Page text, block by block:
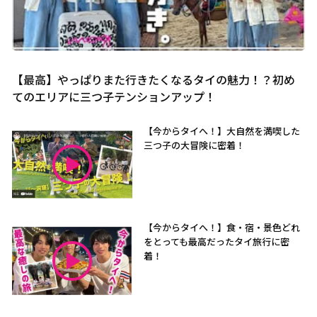
【最高】やっぱりまた行きたくなるタイの魅力！？初め
てのエリアに三つ子テンションアップ！
【今からタイへ！】大自然を満喫した
三つ子の大冒険に密着！
【今からタイへ！】食・宿・景色どれ
をとっても最高だったタイ旅行に密
着！